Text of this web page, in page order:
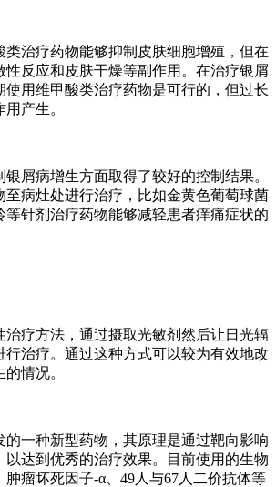
类治疗药物能够抑制皮肤细胞增殖，但在
性反应和皮肤干燥等副作用。在治疗银屑
使用维甲酸类治疗药物是可行的，但过长
产生。
屑病增生方面取得了较好的控制结果。
至病灶处进行治疗，比如金黄色葡萄球菌
等针剂治疗药物能够减轻患者痒痛症状的
治疗方法，通过摄取光敏剂然后让日光辐
行治疗。通过这种方式可以较为有效地改
情况。
的一种新型药物，其原理是通过靶向影响
以达到优秀的治疗效果。目前使用的生物
瘤坏死因子-α、49人与67人二价抗体等